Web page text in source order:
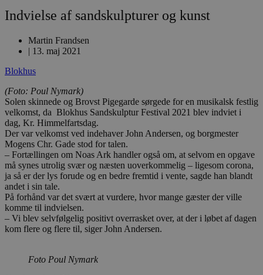
Indvielse af sandskulpturer og kunst
Martin Frandsen
| 13. maj 2021
Blokhus
(Foto: Poul Nymark)
Solen skinnede og Brovst Pigegarde sørgede for en musikalsk festlig
velkomst, da Blokhus Sandskulptur Festival 2021 blev indviet i
dag, Kr. Himmelfartsdag.
Der var velkomst ved indehaver John Andersen, og borgmester
Mogens Chr. Gade stod for talen.
– Fortællingen om Noas Ark handler også om, at selvom en opgave
må synes utrolig svær og næsten uoverkommelig – ligesom corona,
ja så er der lys forude og en bedre fremtid i vente, sagde han blandt
andet i sin tale.
På forhånd var det svært at vurdere, hvor mange gæster der ville
komme til indvielsen.
– Vi blev selvfølgelig positivt overrasket over, at der i løbet af dagen
kom flere og flere til, siger John Andersen.
Foto Poul Nymark